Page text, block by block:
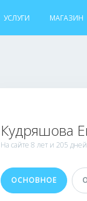
УСЛУГИ МАГАЗИН
Кудряшова
На сайте 8 лет и 205 дней
ОСНОВНОЕ